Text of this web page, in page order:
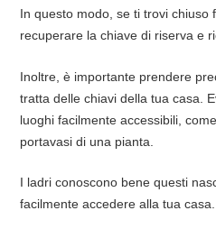
In questo modo, se ti trovi chiuso
recuperare la chiave di riserva e
Inoltre, è importante prendere
tratta delle chiavi della tua casa.
luoghi facilmente accessibili,
portavasi di una pianta.
I ladri conoscono bene questi
facilmente accedere alla tua casa.